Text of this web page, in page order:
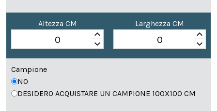
Altezza CM
keyboard_arrow_up
keyboard_arrow_down
Larghezza CM
keyboard_arrow_up
keyboard_arrow_down
Campione
NO
DESIDERO ACQUISTARE UN CAMPIONE 100X100 CM